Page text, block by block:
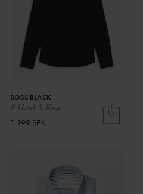
P-Hank-S-Kent
BOSS BLACK
1 199 SEK